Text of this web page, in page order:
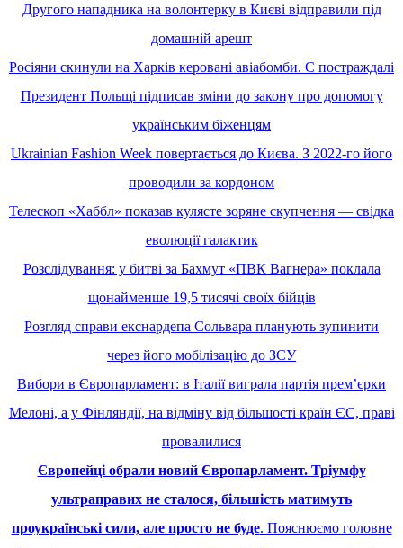
Другого нападника на волонтерку в Києві відправили під
домашній арешт
Росіяни скинули на Харків керовані авіабомби. Є постраждалі
Президент Польщі підписав зміни до закону про допомогу
українським біженцям
Ukrainian Fashion Week повертається до Києва. З 2022-го його
проводили за кордоном
Телескоп «Хаббл» показав кулясте зоряне скупчення — свідка
еволюції галактик
Розслідування: у битві за Бахмут «ПВК Вагнера» поклала
щонайменше 19,5 тисячі своїх бійців
Розгляд справи екснардепа Сольвара планують зупинити
через його мобілізацію до ЗСУ
Вибори в Європарламент: в Італії виграла партія премʼєрки
Мелоні, а у Фінляндії, на відміну від більшості країн ЄС, праві
провалилися
Європейці обрали новий Європарламент. Тріумфу
ультраправих не сталося, більшість матимуть
проукраїнські сили, але просто не буде. Пояснюємо головне